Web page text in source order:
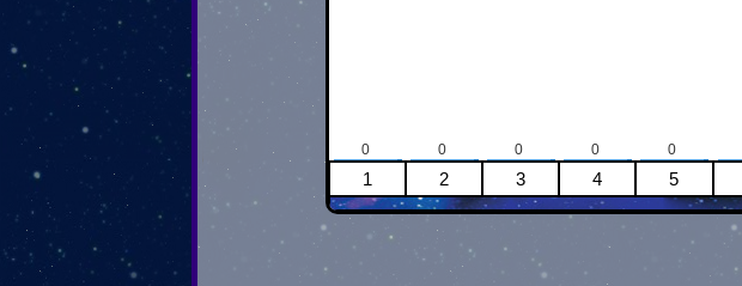
0 0 0 0 0
1 2 3 4 5